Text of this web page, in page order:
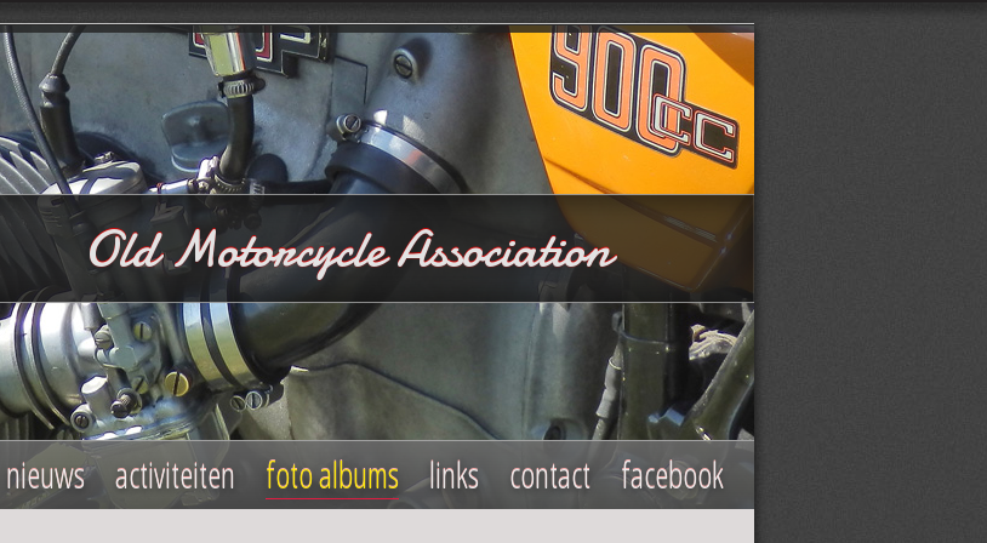
Old Motorcycle Association
nieuws activiteiten foto albums links contact facebook